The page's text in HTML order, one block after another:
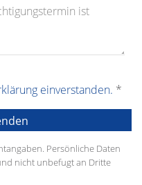
einverstanden. *
Persönliche Daten
nicht unbefugt an Dritte